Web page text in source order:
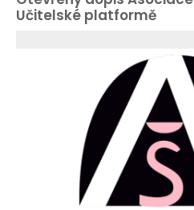
Učitelské platformě